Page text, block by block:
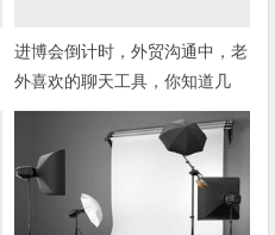
进博会倒计时，外贸沟通中，老
外喜欢的聊天工具，你知道几
种？